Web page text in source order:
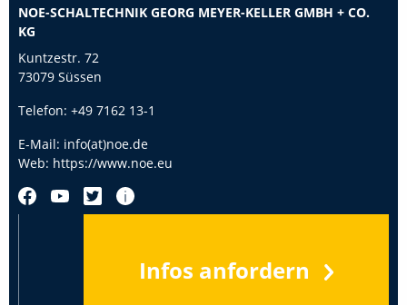
NOE-SCHALTECHNIK GEORG MEYER-KELLER GMBH + CO.
KG
Kuntzestr. 72
73079 Süssen
Telefon: +49 7162 13-1
E-Mail: info(at)noe.de
Web: https://www.noe.eu
Infos anfordern